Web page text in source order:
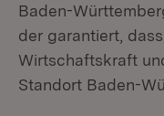
Baden-
der garantiert,
Wirtschaftskraft
Standort Baden-